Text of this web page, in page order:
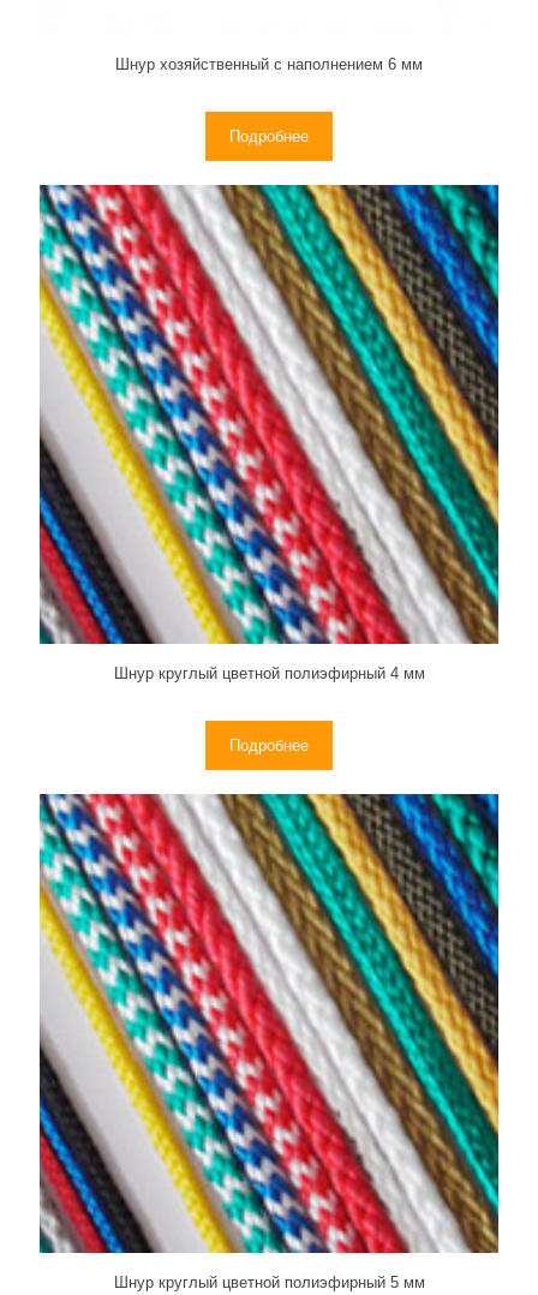
Шнур хозяйственный с наполнением 6 мм
Подробнее
Шнур круглый цветной полиэфирный 4 мм
Подробнее
Шнур круглый цветной полиэфирный 5 мм